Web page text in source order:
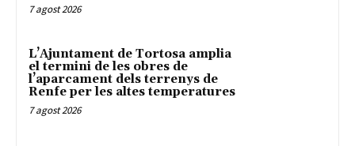
7 agost 2026
L’Ajuntament de Tortosa amplia
el termini de les obres de
l’aparcament dels terrenys de
Renfe per les altes temperatures
7 agost 2026